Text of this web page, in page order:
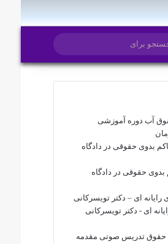
جستجو
برای
دوره آموزشی
حقوقی در دادگاه
ای - دکتر تویسرکانی
تدریس صوتی مقدمه